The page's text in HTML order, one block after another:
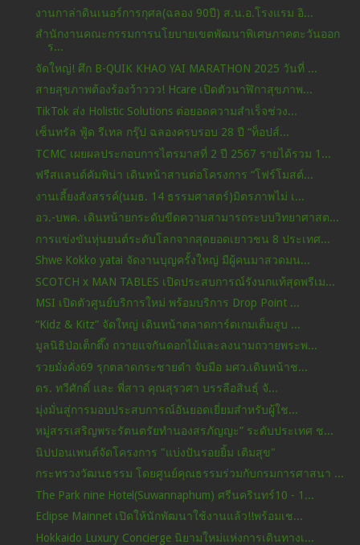
งานกาล่าดินเนอร์การกุศล(ฉลอง 90ปี) ส.น.อ.โรงแรม อิ...
สำนักงานคณะกรรมการนโยบายเขตพัฒนาพิเศษภาคตะวันออก
ร...
จัดใหญ่! ศึก B-QUIK KHAO YAI MARATHON 2025 วันที่ ...
สายสุขภาพต้องร้องว้าววว! Hcare เปิดตัวนาฬิกาสุขภาพ...
TikTok ส่ง Holistic Solutions ต่อยอดความสำเร็จช่วง...
เซ็นทรัล ฟู้ด รีเทล กรุ๊ป ฉลองครบรอบ 28 ปี “ท็อปส์...
TCMC เผยผลประกอบการไตรมาสที่ 2 ปี 2567 รายได้รวม 1...
ฟรีสแลนด์คัมพิน่า เดินหน้าสานต่อโครงการ “โฟร์โมสต์...
งานเลี้ยงสังสรรค์(นมธ. 14 ธรรมศาสตร์)มิตรภาพไม่ เ...
อว.-บพค. เดินหน้ายกระดับขีดความสามารถระบบวิทยาศาสต...
การแข่งขันหุ่นยนต์ระดับโลกจากสุดยอดเยาวชน 8 ประเทศ...
Shwe Kokko yatai จัดงานบุญครั้งใหญ่ มีผู้คนมาสวดมน...
SCOTCH x MAN TABLES เปิดประสบการณ์รังนกแท้สุดพรีเม...
MSI เปิดตัวศูนย์บริการใหม่ พร้อมบริการ Drop Point ...
“Kidz & Kitz” จัดใหญ่ เดินหน้าตลาดการ์ดเกมเต็มสูบ ...
มูลนิธิป่อเต็กตึ๊ง ถวายแจกันดอกไม้และลงนามถวายพระพ...
รวยมั่งคั่ง69 รุกตลาดกระชายดำ จับมือ มศว.เดินหน้าช...
ดร. ทวีศักดิ์ และ พี่สาว คุณสุรวศา บรรลือสินธุ์ จั...
มุ่งมั่นสู่การมอบประสบการณ์อันยอดเยี่ยมสำหรับผู้ใช...
หมู่สรรเสริญพระรัตนตรัยทำนองสรภัญญะ” ระดับประเทศ ช...
นิปปอนเพนต์จัดโครงการ "แบ่งปันรอยยิ้ม เติมสุข"
กระทรวงวัฒนธรรม โดยศูนย์คุณธรรมร่วมกับกรมการศาสนา ...
The Park nine Hotel(Suwannaphum) ศรีนครินทร์10 - 1...
Eclipse Mainnet เปิดให้นักพัฒนาใช้งานแล้ว!!พร้อมเช...
Hokkaido Luxury Concierge นิยามใหม่แห่งการเดินทางเ...